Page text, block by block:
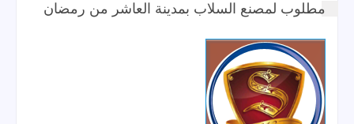
مطلوب لمصنع السلاب بمدينة العاشر من رمضان